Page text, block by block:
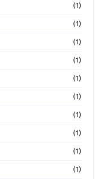
(1)
(1)
(1)
(1)
(1)
(1)
(1)
(1)
(1)
(1)